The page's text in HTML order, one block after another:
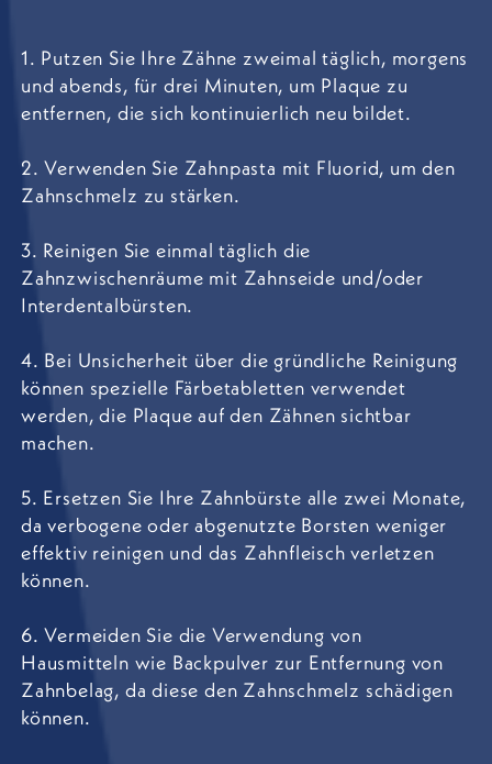
1. Putzen Sie Ihre Zähne zweimal täglich, morgens
und abends, für drei Minuten, um Plaque zu
entfernen, die sich kontinuierlich neu bildet.
2. Verwenden Sie Zahnpasta mit Fluorid, um den
Zahnschmelz zu stärken.
3. Reinigen Sie einmal täglich die
Zahnzwischenräume mit Zahnseide und/oder
Interdentalbürsten.
4. Bei Unsicherheit über die gründliche Reinigung
können spezielle Färbetabletten verwendet
werden, die Plaque auf den Zähnen sichtbar
machen.
5. Ersetzen Sie Ihre Zahnbürste alle zwei Monate,
da verbogene oder abgenutzte Borsten weniger
effektiv reinigen und das Zahnfleisch verletzen
können.
6. Vermeiden Sie die Verwendung von
Hausmitteln wie Backpulver zur Entfernung von
Zahnbelag, da diese den Zahnschmelz schädigen
können.